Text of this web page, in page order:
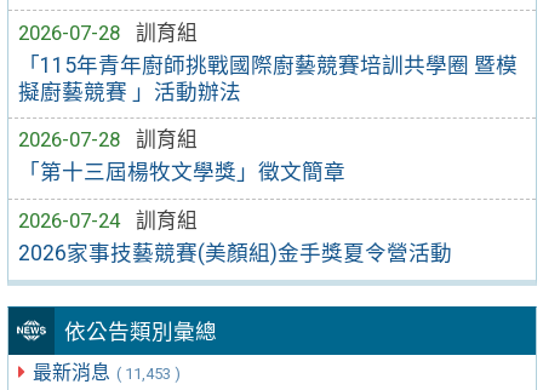
2026-07-28
訓育組
「115年青年廚師挑戰國際廚藝競賽培訓共學圈 暨模
擬廚藝競賽 」活動辦法
2026-07-28
訓育組
「第十三屆楊牧文學獎」徵文簡章
2026-07-24
訓育組
2026家事技藝競賽(美顏組)金手獎夏令營活動
依公告類別彙總
最新消息 ( 11,453 )